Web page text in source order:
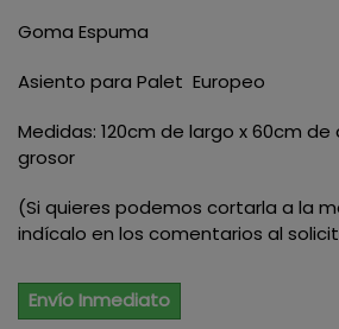
Goma Espuma
Asiento para Palet Europeo
Medidas: 120cm de largo x 60cm de
grosor
(Si quieres podemos cortarla a la
indícalo en los comentarios al
Envío Inmediato